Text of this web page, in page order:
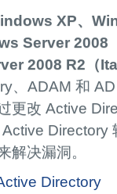
XP、
Server 2008
2008 R2（
、ADAM 和
更改 Active
Directory
解决漏洞。
Directory